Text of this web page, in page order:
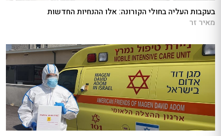
בעקבות העליה בחולי הקורונה: אלו ההנחיות החדשות
מאיר זר